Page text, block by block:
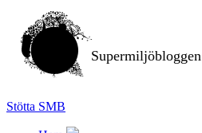
Supermiljöbloggen
Stötta SMB